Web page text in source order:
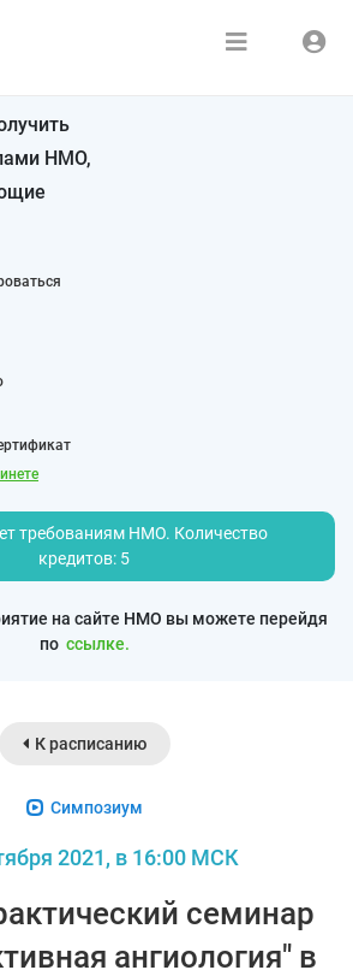
НМО,
требованиям НМО. Количество
кредитов: 5
на сайте НМО вы можете перейдя
по ссылке.
К расписанию
Симпозиум
2021, в 16:00 МСК
семинар
ангиология" в